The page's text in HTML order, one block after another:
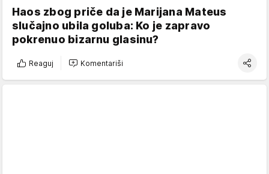
Haos zbog priče da je Marijana Mateus
slučajno ubila goluba: Ko je zapravo
pokrenuo bizarnu glasinu?
Reaguj Komentariši